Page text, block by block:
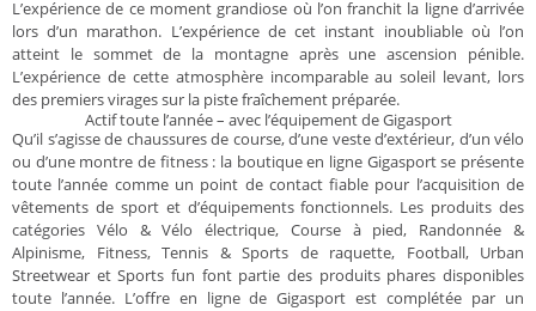
L’expérience de ce moment grandiose où l’on franchit la ligne d’arrivée
lors d’un marathon. L’expérience de cet instant inoubliable où l’on
atteint le sommet de la montagne après une ascension pénible.
L’expérience de cette atmosphère incomparable au soleil levant, lors
des premiers virages sur la piste fraîchement préparée.
Actif toute l’année – avec l’équipement de Gigasport
Qu’il s’agisse de chaussures de course, d’une veste d’extérieur, d’un vélo
ou d’une montre de fitness : la boutique en ligne Gigasport se présente
toute l’année comme un point de contact fiable pour l’acquisition de
vêtements de sport et d’équipements fonctionnels. Les produits des
catégories Vélo & Vélo électrique, Course à pied, Randonnée &
Alpinisme, Fitness, Tennis & Sports de raquette, Football, Urban
Streetwear et Sports fun font partie des produits phares disponibles
toute l’année. L’offre en ligne de Gigasport est complétée par un